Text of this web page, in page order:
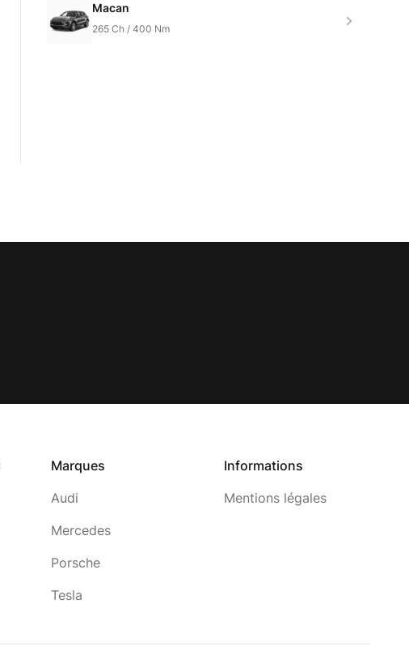
Macan
265 Ch / 400 Nm
Marques
Audi
Mercedes
Porsche
Tesla
Informations
Mentions légales